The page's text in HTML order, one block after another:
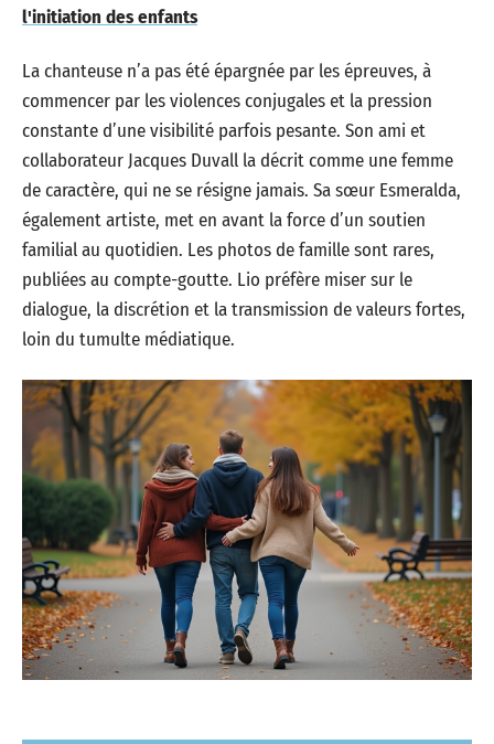
l'initiation des enfants
La chanteuse n’a pas été épargnée par les épreuves, à
commencer par les violences conjugales et la pression
constante d’une visibilité parfois pesante. Son ami et
collaborateur Jacques Duvall la décrit comme une femme
de caractère, qui ne se résigne jamais. Sa sœur Esmeralda,
également artiste, met en avant la force d’un soutien
familial au quotidien. Les photos de famille sont rares,
publiées au compte-goutte. Lio préfère miser sur le
dialogue, la discrétion et la transmission de valeurs fortes,
loin du tumulte médiatique.